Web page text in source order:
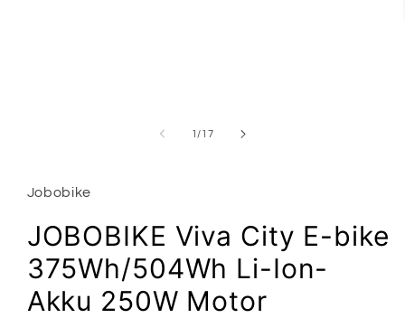
1 /z17
Jobobike
JOBOBIKE Viva City E-bike
375Wh/504Wh Li-Ion-
Akku 250W Motor